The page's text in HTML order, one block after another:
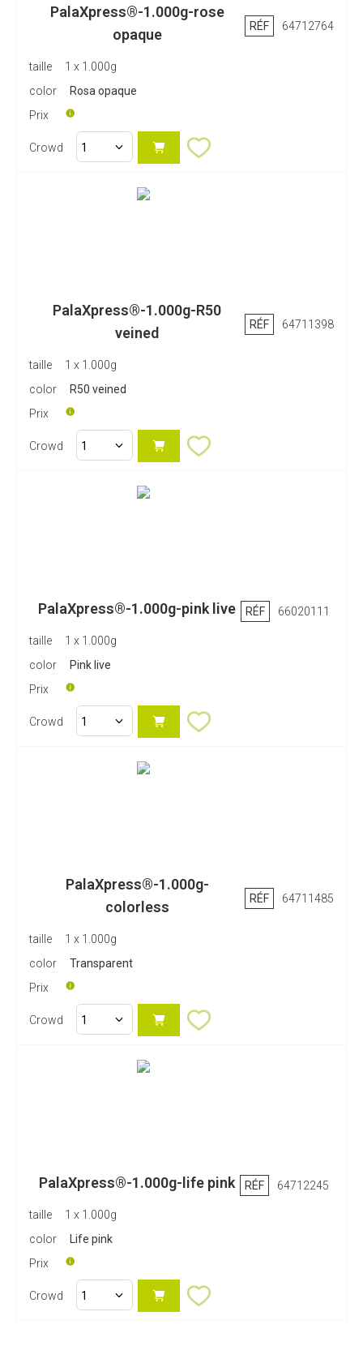
PalaXpress®-1.000g-rose
opaque
RÉF 64712764
taille
1 x 1.000g
color
Rosa opaque
Prix
Crowd
PalaXpress®-1.000g-R50
veined
RÉF 64711398
taille
1 x 1.000g
color
R50 veined
Prix
Crowd
PalaXpress®-1.000g-pink live RÉF 66020111
taille
1 x 1.000g
color
Pink live
Prix
Crowd
PalaXpress®-1.000g-
colorless
RÉF 64711485
taille
1 x 1.000g
color
Transparent
Prix
Crowd
PalaXpress®-1.000g-life pink RÉF 64712245
taille
1 x 1.000g
color
Life pink
Prix
Crowd